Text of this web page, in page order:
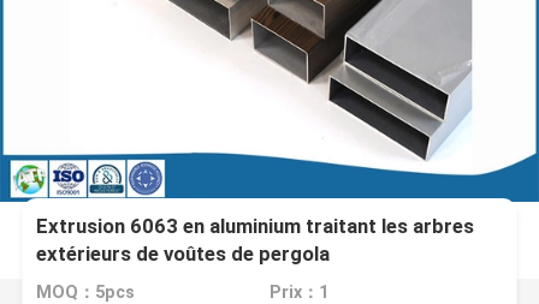
Extrusion 6063 en aluminium traitant les arbres
extérieurs de voûtes de pergola
MOQ：5pcs Prix：1